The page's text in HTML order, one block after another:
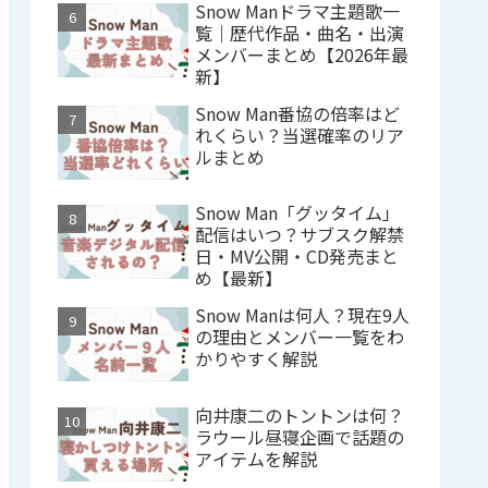
Snow Manドラマ主題歌一
覧｜歴代作品・曲名・出演
メンバーまとめ【2026年最
新】
Snow Man番協の倍率はど
れくらい？当選確率のリア
ルまとめ
Snow Man「グッタイム」
配信はいつ？サブスク解禁
日・MV公開・CD発売まと
め【最新】
Snow Manは何人？現在9人
の理由とメンバー一覧をわ
かりやすく解説
向井康二のトントンは何？
ラウール昼寝企画で話題の
アイテムを解説